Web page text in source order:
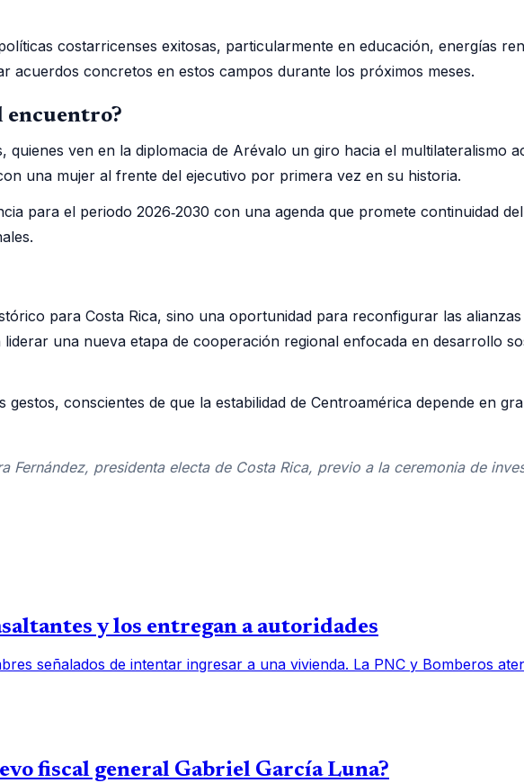
costarricenses exitosas, particularmente en educación, energías
concretos en estos campos durante los próximos meses.
encuentro?
ven en la diplomacia de Arévalo un giro hacia el multilateralismo
una mujer al frente del ejecutivo por primera vez en su historia.
para el periodo 2026‑2030 con una agenda que promete continuidad
para Costa Rica, sino una oportunidad para reconfigurar las
una nueva etapa de cooperación regional enfocada en desarrollo
conscientes de que la estabilidad de Centroamérica depende en
Fernández, presidenta electa de Costa Rica, previo a la ceremonia de
y los entregan a autoridades
señalados de intentar ingresar a una vivienda. La PNC y Bomberos
fiscal general Gabriel García Luna?